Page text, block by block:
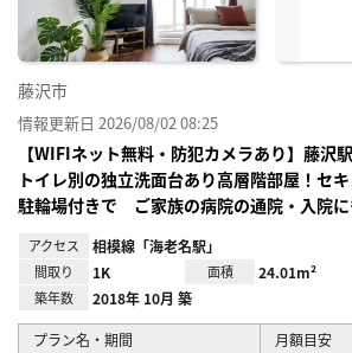
藤沢市
情報更新日 2026/08/02 08:25
【WIFIネット無料・防犯カメラあり】藤沢
トイレ別の独立洗面台あり高層階部屋！セ
駐輪場付きで ご家族の病院の通院・入院に
アクセス 相模線「海老名駅」
間取り 1K 面積 24.01m²
築年数 2018年 10月 築
プラン名・期間 月額目安